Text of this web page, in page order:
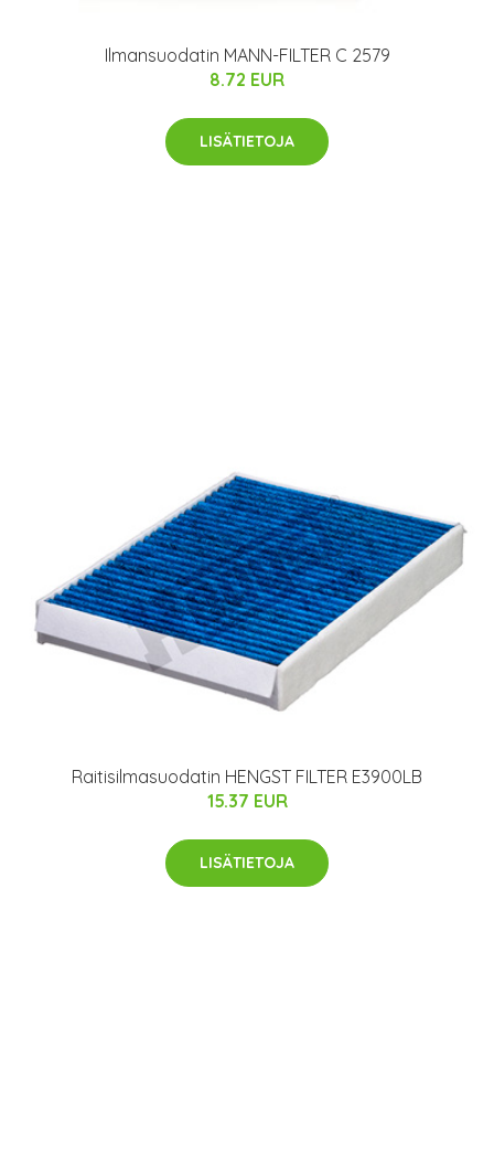
Ilmansuodatin MANN-FILTER C 2579
8.72 EUR
LISÄTIETOJA
Raitisilmasuodatin HENGST FILTER E3900LB
15.37 EUR
LISÄTIETOJA